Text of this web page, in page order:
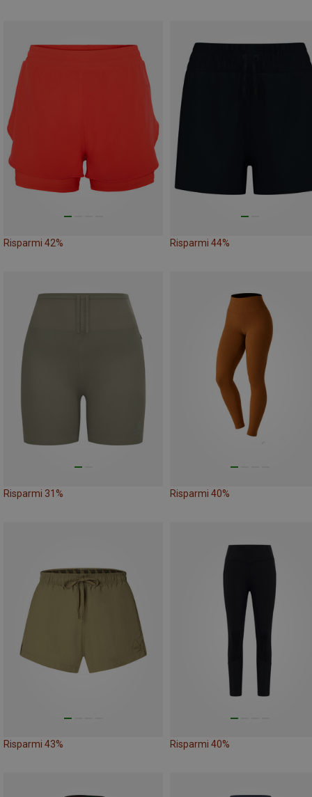
Risparmi 42% Risparmi 44%
Risparmi 31% Risparmi 40%
Risparmi 43% Risparmi 40%